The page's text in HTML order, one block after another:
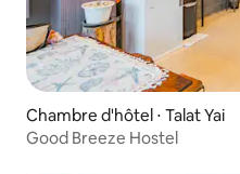
Chambre d'hôtel ⋅ Talat Yai
Good Breeze Hostel